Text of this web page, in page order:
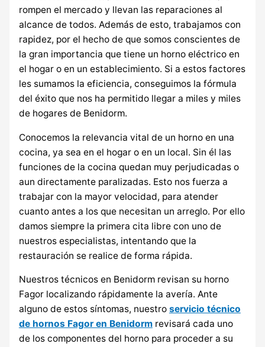
rompen el mercado y llevan las reparaciones al
alcance de todos. Además de esto, trabajamos con
rapidez, por el hecho de que somos conscientes de
la gran importancia que tiene un horno eléctrico en
el hogar o en un establecimiento. Si a estos factores
les sumamos la eficiencia, conseguimos la fórmula
del éxito que nos ha permitido llegar a miles y miles
de hogares de Benidorm.
Conocemos la relevancia vital de un horno en una
cocina, ya sea en el hogar o en un local. Sin él las
funciones de la cocina quedan muy perjudicadas o
aun directamente paralizadas. Esto nos fuerza a
trabajar con la mayor velocidad, para atender
cuanto antes a los que necesitan un arreglo. Por ello
damos siempre la primera cita libre con uno de
nuestros especialistas, intentando que la
restauración se realice de forma rápida.
Nuestros técnicos en Benidorm revisan su horno
Fagor localizando rápidamente la avería. Ante
alguno de estos síntomas, nuestro servicio técnico
de hornos Fagor en Benidormrevisará cada uno
de los componentes del horno para proceder a su